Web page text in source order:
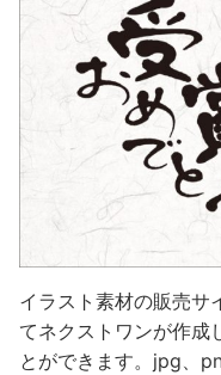
イラスト素材の販売
てネクストワンが作成
とができます。jpg、